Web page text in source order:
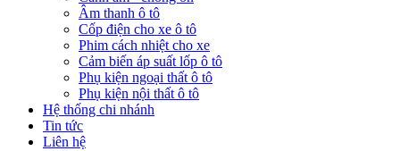
Âm thanh ô tô
Cốp điện cho xe ô tô
Phim cách nhiệt cho xe
Cảm biến áp suất lốp ô tô
Phụ kiện ngoại thất ô tô
Phụ kiện nội thất ô tô
Hệ thống chi nhánh
Tin tức
Liên hệ